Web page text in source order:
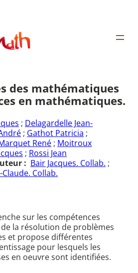
des mathématiques
en mathématiques.
; Delagardelle Jean-
; Gathot Patricia ;
René ; Moitroux
; Rossi Jean
: Bair Jacques. Collab. ;
Collab.
sur les compétences
la résolution de problèmes
et propose différentes
pour lesquels les
en oeuvre sont identifiées.